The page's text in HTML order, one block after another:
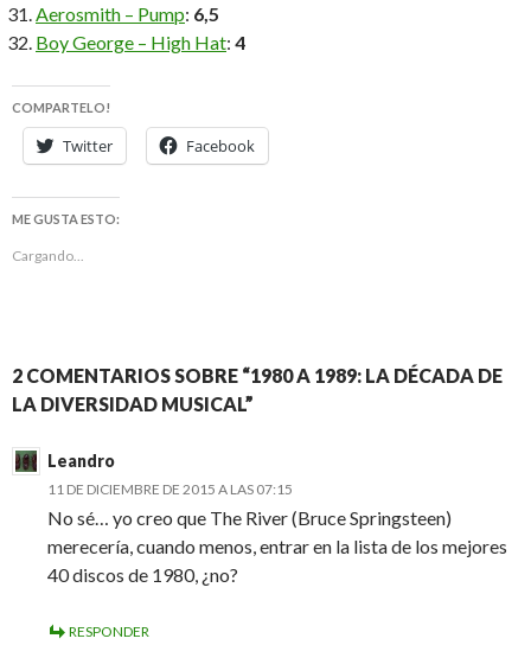
Aerosmith – Pump: 6,5
Boy George – High Hat: 4
COMPARTELO!
Twitter Facebook
ME GUSTA ESTO:
Cargando...
2 COMENTARIOS SOBRE “1980 A 1989: LA DÉCADA DE
LA DIVERSIDAD MUSICAL”
Leandro
11 DE DICIEMBRE DE 2015 A LAS 07:15
No sé… yo creo que The River (Bruce Springsteen)
merecería, cuando menos, entrar en la lista de los mejores
40 discos de 1980, ¿no?
RESPONDER